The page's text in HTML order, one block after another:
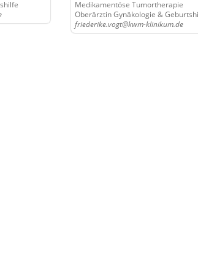
Medikamentöse Tumortherapie
Oberärztin Gynäkologie &
friederike.vogt@kwm-klinikum.de